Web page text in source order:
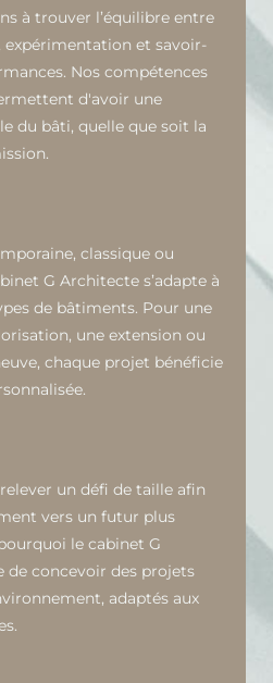
à trouver l’équilibre entre
et savoir-
Nos compétences
d'avoir une
du bâti, quelle que soit la
classique ou
G Architecte s’adapte à
de bâtiments. Pour une
une extension ou
chaque projet bénéficie
un défi de taille afin
vers un futur plus
le cabinet G
de concevoir des projets
adaptés aux